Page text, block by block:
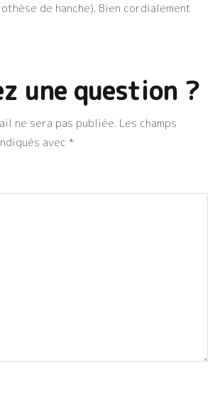
de hanche). Bien cordialement
une question ?
ne sera pas publiée. Les champs
avec *